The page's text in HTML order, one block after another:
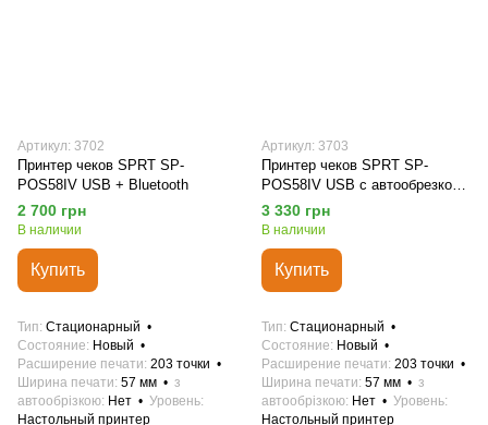
Артикул: 3702
Принтер чеков SPRT SP-
POS58IV USB + Bluetooth
2 700 грн
В наличии
Купить
Тип Стационарный
Состояние Новый
Расширение печати 203 точки
Ширина печати 57 мм
з
автообрізкою Нет
Уровень
Настольный принтер
Артикул: 3703
Принтер чеков SPRT SP-
POS58IV USB с автообрезкой
чека
3 330 грн
В наличии
Купить
Тип Стационарный
Состояние Новый
Расширение печати 203 точки
Ширина печати 57 мм
з
автообрізкою Нет
Уровень
Настольный принтер